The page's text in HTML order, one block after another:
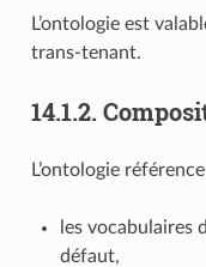
L’ontologie est
trans-tenant.
14.1.2.
L’ontologie
les vocabulaires
défaut,